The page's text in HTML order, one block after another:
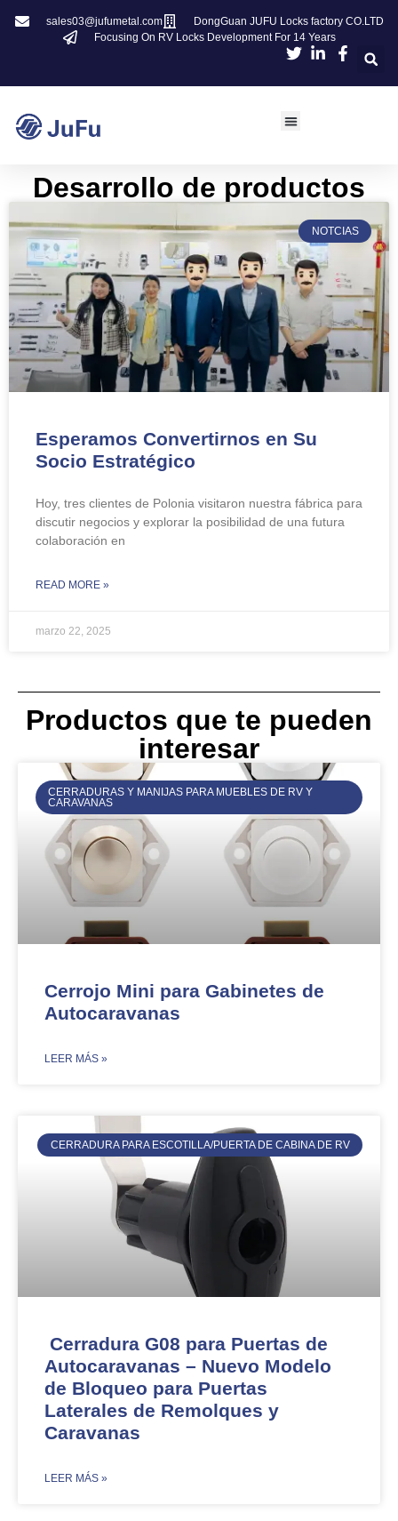
sales03@jufumetal.com
DongGuan JUFU Locks factory CO.LTD
Focusing On RV Locks Development For 14 Years
​Desarrollo de productos
NOTCIAS
Esperamos Convertirnos en Su
Socio Estratégico
Hoy, tres clientes de Polonia visitaron nuestra fábrica para
discutir negocios y explorar la posibilidad de una futura
colaboración en
READ MORE »
marzo 22, 2025
Productos que te pueden
interesar
CERRADURAS Y MANIJAS PARA MUEBLES DE RV Y
CARAVANAS
Cerrojo Mini para Gabinetes de
Autocaravanas
​LEER MÁS »
CERRADURA PARA ESCOTILLA/PUERTA DE CABINA DE RV
Cerradura G08 para Puertas de
Autocaravanas – Nuevo Modelo
de Bloqueo para Puertas
Laterales de Remolques y
Caravanas
​LEER MÁS »